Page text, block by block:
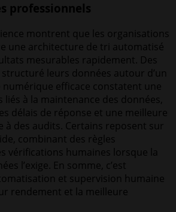
professionnels
montrent que les organisations
une architecture de tri automatisé
mesurables rapidement. Des
leurs données autour d’un
numérique efficace constatent une
à la maintenance des données,
délais de réponse et une meilleure
à des audits. Certains reposent sur
combinant des règles
vérifications humaines lorsque la
l’exige. En somme, c’est
et supervision humaine
rendement et la meilleure